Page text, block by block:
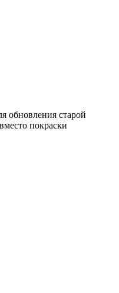
обновления старой
покраски